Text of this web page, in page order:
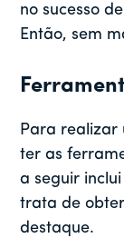
no sucesso
Então, sem
Para realizar
ter as
a seguir
trata de
destaque.